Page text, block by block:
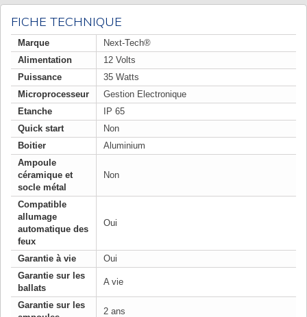
FICHE TECHNIQUE
Marque
Next-Tech®
Alimentation
12 Volts
Puissance
35 Watts
Microprocesseur
Gestion Electronique
Etanche
IP 65
Quick start
Non
Boitier
Aluminium
Ampoule
céramique et
socle métal
Non
Compatible
allumage
automatique des
feux
Oui
Garantie à vie
Oui
Garantie sur les
ballats
A vie
Garantie sur les
2 ans